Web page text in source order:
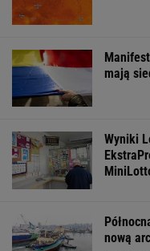
mają
Wyniki
nową